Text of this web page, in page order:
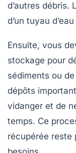
d’autres débris.
d’un tuyau
Ensuite, vous
stockage pour
sédiments ou
dépôts
vidanger et de
temps. Ce
récupérée reste